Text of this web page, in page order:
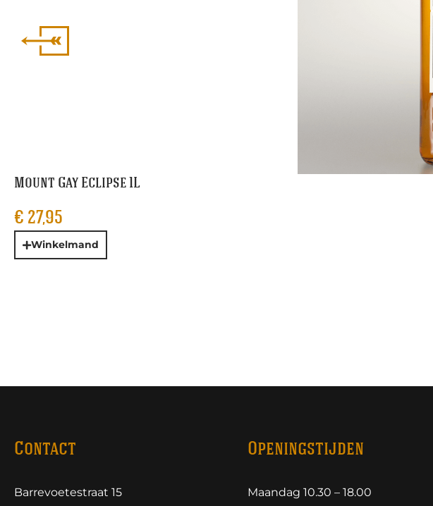
Mount Gay Eclipse 1L
€ 27,95
Winkelmand
Contact
Barrevoetestraat 15
Openingstijden
Maandag 10.30 – 18.00